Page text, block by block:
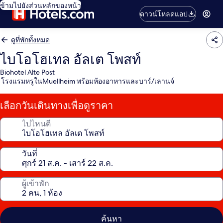
ข้ามไปยังส่วนหลักของหน้า
ดาวน์โหลดแอป
ดูที่พักทั้งหมด
ไบโอโฮเทล อัลเต โพสท์
Biohotel Alte Post
โรงแรมหรูในMuellheim พร้อมห้องอาหารและบาร์/เลานจ์
เลือกวันเดินทางเพื่อดูราคา
ไปไหนดี
วันที่
ผู้เข้าพัก
ค้นหา